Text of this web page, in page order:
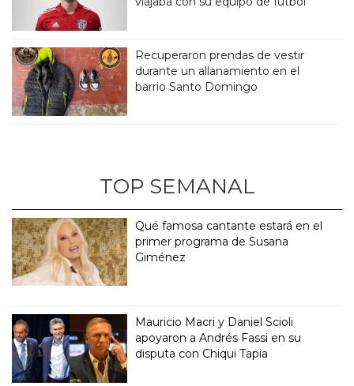
Recuperaron prendas de vestir
durante un allanamiento en el
barrio Santo Domingo
TOP SEMANAL
Qué famosa cantante estará en el
primer programa de Susana
Giménez
Mauricio Macri y Daniel Scioli
apoyaron a Andrés Fassi en su
disputa con Chiqui Tapia